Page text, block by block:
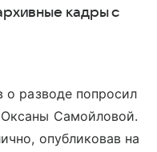
кадры с
о разводе попросил
Самойловой.
опубликовав на